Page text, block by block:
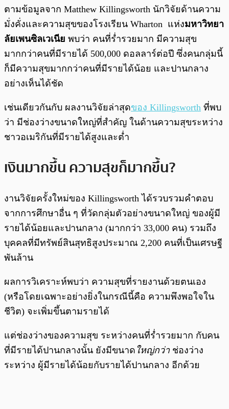
ตามข้อมูลจาก Matthew Killingsworth นักวิจัยด้านความ
มั่งคั่งและความสุขของโรงเรียน Wharton แห่งมหาวิทยา
ลัยเพนซิลเวเนีย พบว่า คนที่ร่ำรวยมาก มีความสุข
มากกว่าคนที่มีรายได้ 500,000 ดอลลาร์ต่อปี ซึ่งคนกลุ่มนี้
ก็มีความสุขมากกว่าคนที่มีรายได้น้อย และปานกลาง
อย่างเห็นได้ชัด
เช่นเดียวกันกับ ผลงานวิจัยล่าสุดของ Killingsworth ที่พบ
ว่า มีช่องว่างขนาดใหญ่ที่สำคัญ ในด้านความสุขระหว่าง
ชาวอเมริกันที่มีรายได้สูงและต่ำ
เงินมากขึ้น ความสุขก็มากขึ้น?
งานวิจัยครั้งใหม่ของ Killingsworth ได้รวบรวมคำตอบ
จากการศึกษาอื่น ๆ ที่วัดกลุ่มตัวอย่างขนาดใหญ่ ของผู้มี
รายได้น้อยและปานกลาง (มากกว่า 33,000 คน) รวมถึง
บุคคลที่มีทรัพย์สินสุทธิสูงประมาณ 2,200 คนที่เป็นเศรษฐี
พันล้าน
ผลการวิเคราะห์พบว่า ความสุขที่รายงานด้วยตนเอง
(หรือโดยเฉพาะอย่างยิ่งในกรณีนี้คือ ความพึงพอใจใน
ชีวิต) จะเพิ่มขึ้นตามรายได้
แต่ช่องว่างของความสุข ระหว่างคนที่ร่ำรวยมาก กับคน
ที่มีรายได้ปานกลางนั้น ยังมีขนาด ใหญ่กว่า ช่องว่าง
ระหว่าง ผู้มีรายได้น้อยกับรายได้ปานกลาง อีกด้วย